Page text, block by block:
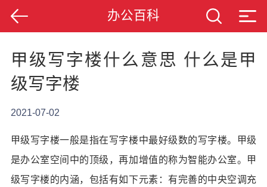
办公百科
甲级写字楼什么意思 什么是甲
级写字楼
2021-07-02
甲级写字楼一般是指在写字楼中最好级数的写字楼。甲级
是办公室空间中的顶级，再加增值的称为智能办公室。甲
级写字楼的内涵，包括有如下元素：有完善的中央空调充